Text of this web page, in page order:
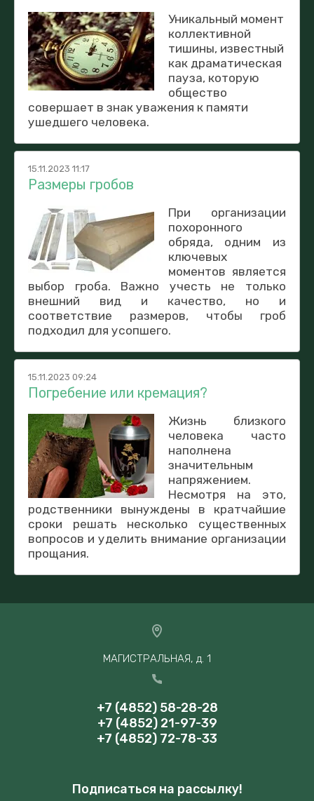
Уникальный момент
коллективной
тишины, известный
как драматическая
пауза, которую
общество
совершает в знак уважения к памяти
ушедшего человека.
15.11.2023 11:17
Размеры гробов
При организации
похоронного
обряда, одним из
ключевых
моментов является
выбор гроба. Важно учесть не только
внешний вид и качество, но и
соответствие размеров, чтобы гроб
подходил для усопшего.
15.11.2023 09:24
Погребение или кремация?
Жизнь близкого
человека часто
наполнена
значительным
напряжением.
Несмотря на это,
родственники вынуждены в кратчайшие
сроки решать несколько существенных
вопросов и уделить внимание организации
прощания.
МАГИСТРАЛЬНАЯ, д. 1
+7 (4852) 58-28-28
+7 (4852) 21-97-39
+7 (4852) 72-78-33
Подписаться на рассылку!